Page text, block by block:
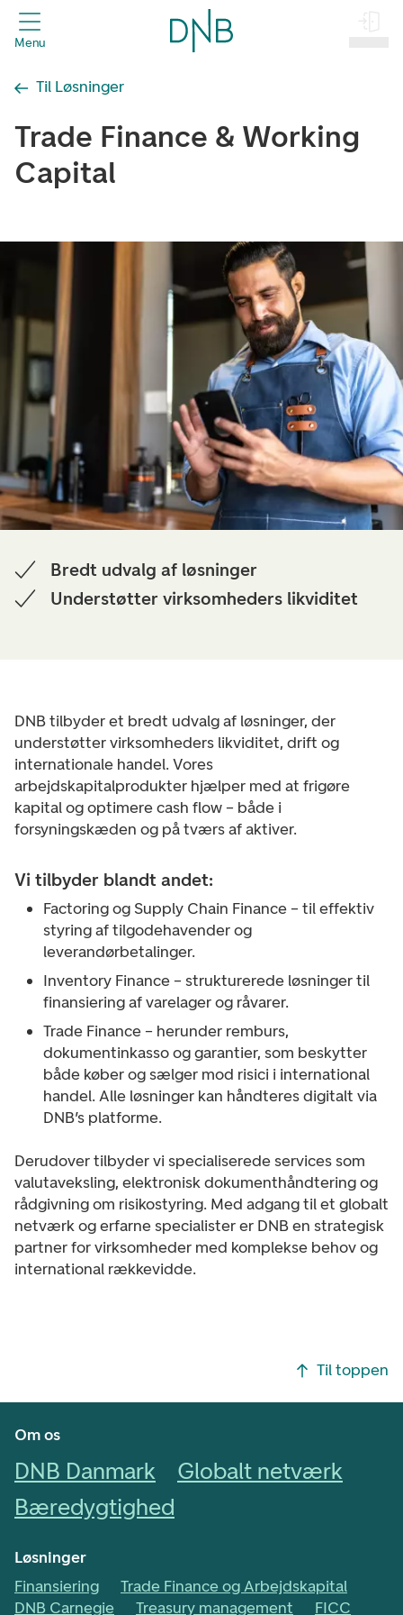
header.title
Menu
Til Løsninger
Trade Finance & Working
Capital
Bredt udvalg af løsninger
Understøtter virksomheders likviditet
DNB tilbyder et bredt udvalg af løsninger, der
understøtter virksomheders likviditet, drift og
internationale handel. Vores
arbejdskapitalprodukter hjælper med at frigøre
kapital og optimere cash flow – både i
forsyningskæden og på tværs af aktiver.
Vi tilbyder blandt andet:
Factoring og Supply Chain Finance – til effektiv
styring af tilgodehavender og
leverandørbetalinger.
Inventory Finance – strukturerede løsninger til
finansiering af varelager og råvarer.
Trade Finance – herunder remburs,
dokumentinkasso og garantier, som beskytter
både køber og sælger mod risici i international
handel. Alle løsninger kan håndteres digitalt via
DNB’s platforme.
Derudover tilbyder vi specialiserede services som
valutaveksling, elektronisk dokumenthåndtering og
rådgivning om risikostyring. Med adgang til et globalt
netværk og erfarne specialister er DNB en strategisk
partner for virksomheder med komplekse behov og
international rækkevidde.
Til toppen
Om os
DNB Danmark
Globalt netværk
Bæredygtighed
Løsninger
Finansiering
Trade Finance og Arbejdskapital
DNB Carnegie
Treasury management FICC